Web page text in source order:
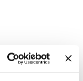
Fragen